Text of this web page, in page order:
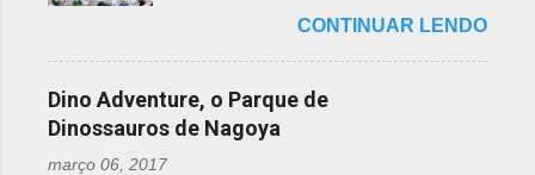
este significado para o climatério
mares, 7 dias da semana, 7 cores, 7
anões, etc... Budistas acreditam em 7
reencarnações. Japoneses
comemoram o sétimo dia após o
origem do futebol. Muitos povos dos
antigos Egito, Grécia e Roma já
tiveram jogos semelhantes há
milhares de anos, além dos sempre
citados chineses e japoneses. Longe
CONTINUAR LENDO
Dino Adventure, o Parque de
Dinossauros de Nagoya
março 06, 2017